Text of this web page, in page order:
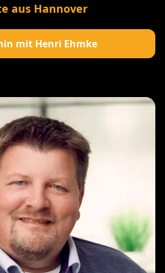
aus Hannover
mit Henri Ehmke